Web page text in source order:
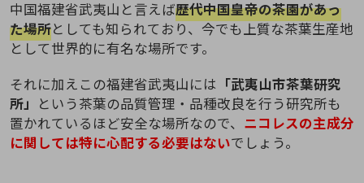
中国福建省武夷山と言えば歴代中国皇帝の茶園があっ
た場所としても知られており、今でも上質な茶葉生産地
として世界的に有名な場所です。
それに加えこの福建省武夷山には 「武夷山市茶葉研究
所」 という茶葉の品質管理・品種改良を行う研究所も
置かれているほど安全な場所なので、 ニコレスの主成分
に関しては特に心配する必要はないでしょう。